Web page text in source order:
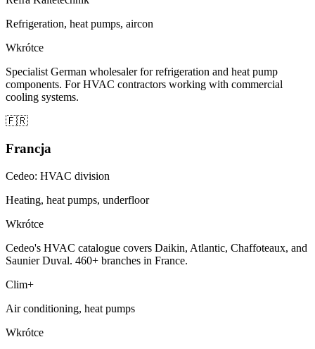
Refrigeration, heat pumps, aircon
Wkrótce
Specialist German wholesaler for refrigeration and heat pump
components. For HVAC contractors working with commercial
cooling systems.
🇫🇷
Francja
Cedeo: HVAC division
Heating, heat pumps, underfloor
Wkrótce
Cedeo's HVAC catalogue covers Daikin, Atlantic, Chaffoteaux, and
Saunier Duval. 460+ branches in France.
Clim+
Air conditioning, heat pumps
Wkrótce